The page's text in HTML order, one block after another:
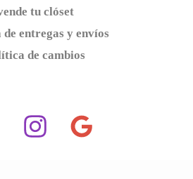
tu clóset
entregas y envíos
de cambios